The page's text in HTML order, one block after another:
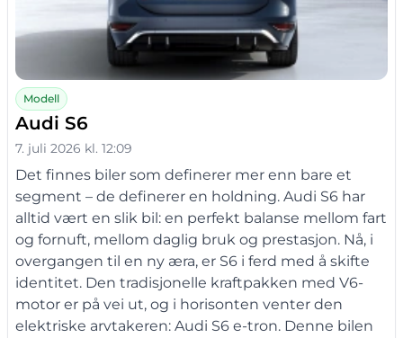
Modell
Audi S6
7. juli 2026 kl. 12:09
Det finnes biler som definerer mer enn bare et
segment – de definerer en holdning. Audi S6 har
alltid vært en slik bil: en perfekt balanse mellom fart
og fornuft, mellom daglig bruk og prestasjon. Nå, i
overgangen til en ny æra, er S6 i ferd med å skifte
identitet. Den tradisjonelle kraftpakken med V6-
motor er på vei ut, og i horisonten venter den
elektriske arvtakeren: Audi S6 e-tron. Denne bilen